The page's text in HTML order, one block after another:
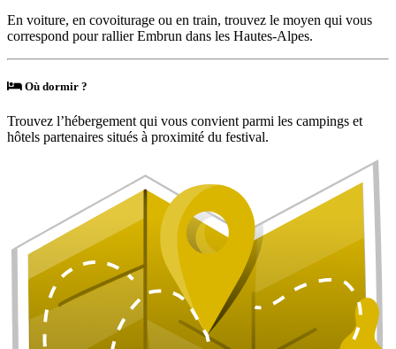
En voiture, en covoiturage ou en train, trouvez le moyen qui vous
correspond pour rallier Embrun dans les Hautes-Alpes.
Où dormir ?
Trouvez l’hébergement qui vous convient parmi les campings et
hôtels partenaires situés à proximité du festival.